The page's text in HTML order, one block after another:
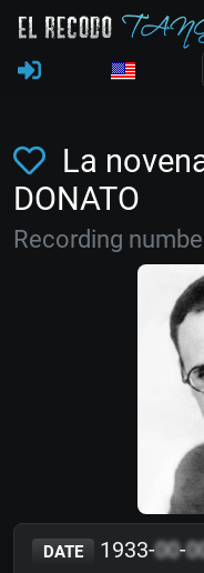
La
DONATO
Recording
DATE 1933-00-